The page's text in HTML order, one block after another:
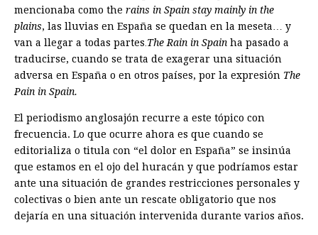
mencionaba como the rains in Spain stay mainly in the
plains, las lluvias en España se quedan en la meseta… y
van a llegar a todas partes The Rain in Spain ha pasado a
traducirse, cuando se trata de exagerar una situación
adversa en España o en otros países, por la expresión The
Pain in Spain.
El periodismo anglosajón recurre a este tópico con
frecuencia. Lo que ocurre ahora es que cuando se
editorializa o titula con “el dolor en España” se insinúa
que estamos en el ojo del huracán y que podríamos estar
ante una situación de grandes restricciones personales y
colectivas o bien ante un rescate obligatorio que nos
dejaría en una situación intervenida durante varios años.